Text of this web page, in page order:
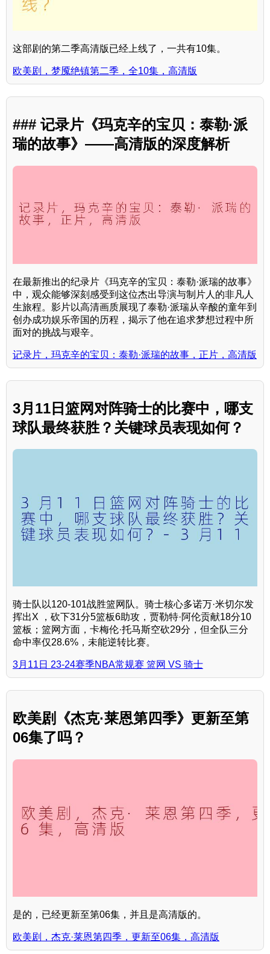
这部剧的第二季高清版已经上线了，一共有10集。
欧美剧，梦魇绝镇第二季，全10集，高清版
### 记录片《玛克辛的宝贝：泰勒·派
瑞的故事》——高清版的深度解析
在最新推出的纪录片《玛克辛的宝贝：泰勒·派瑞的故事》
中，观众能够深刻感受到这位杰出导演与制片人的非凡人
生旅程。影片以高清画质展现了泰勒·派瑞从辛酸的童年到
创办成功娱乐帝国的历程，揭示了他在追求梦想过程中所
面对的挑战与艰辛。
记录片，玛克辛的宝贝：泰勒·派瑞的故事，正片，高清版
3月11日篮网对阵骑士的比赛中，哪支
球队最终获胜？关键球员表现如何？
骑士队以120-101战胜篮网队。骑士核心多诺万·米切尔发
挥出X ，砍下31分5篮板6助攻，贾勒特·阿伦贡献18分10
篮板；篮网方面，卡梅伦·托马斯空砍29分，但全队三分
命中率仅28.6%，未能逆转比赛。
3月11日 23-24赛季NBA常规赛 篮网 VS 骑士
欧美剧《杰克·莱恩第四季》更新至第
06集了吗？
是的，已经更新至第06集，并且是高清版的。
欧美剧，杰克·莱恩第四季，更新至06集，高清版